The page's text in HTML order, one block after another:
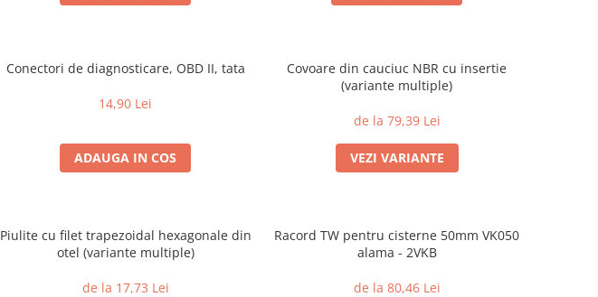
Conectori de diagnosticare, OBD II, tata
14,90 Lei
ADAUGA IN COS
Covoare din cauciuc NBR cu insertie
(variante multiple)
de la 79,39 Lei
VEZI VARIANTE
Piulite cu filet trapezoidal hexagonale din
otel (variante multiple)
de la 17,73 Lei
Racord TW pentru cisterne 50mm VK050
alama - 2VKB
de la 80,46 Lei